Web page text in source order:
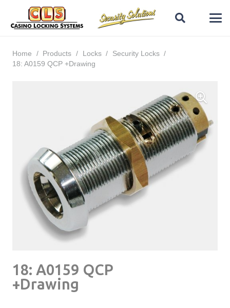
Home / Products / Locks / Security Locks /
18: A0159 QCP +Drawing
18: A0159 QCP
+Drawing